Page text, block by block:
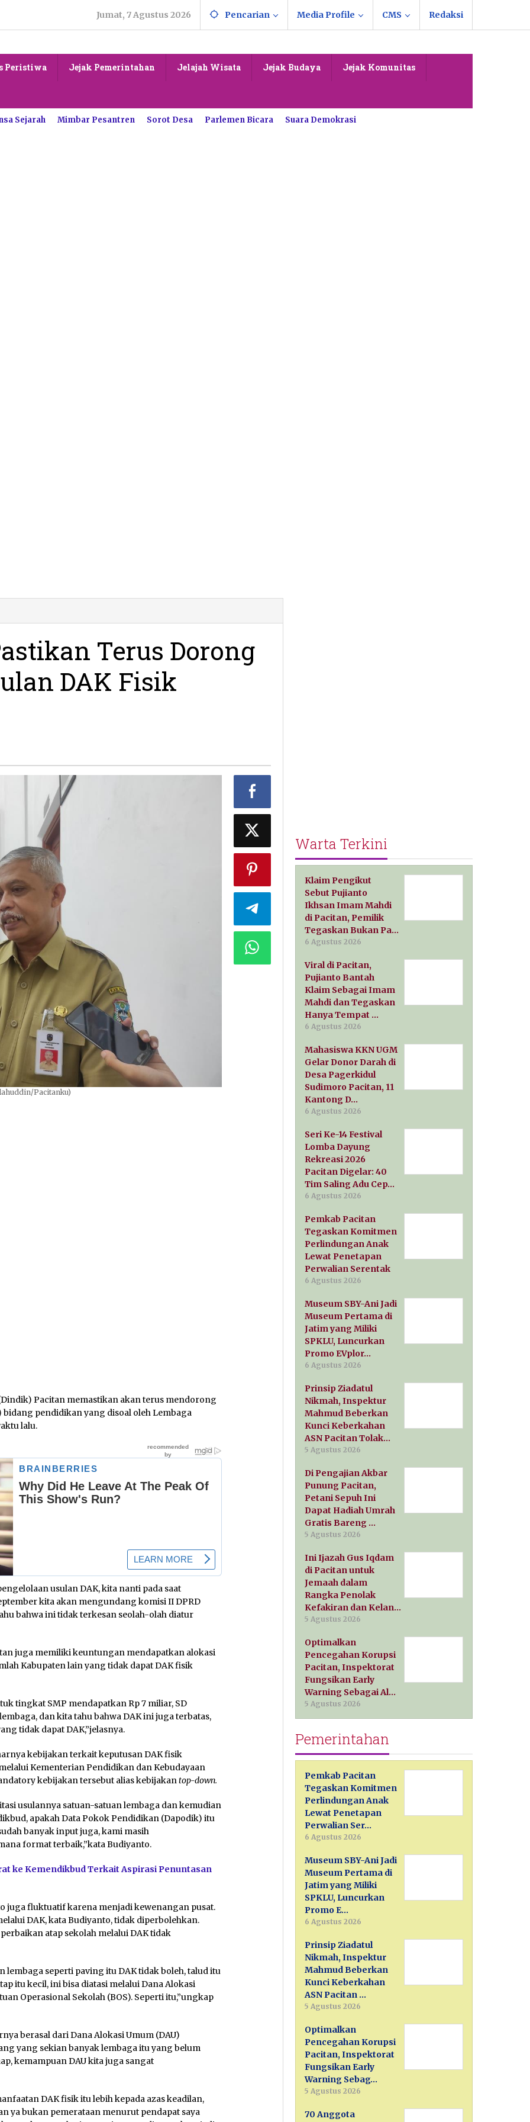
Jumat, 7 Agustus 2026 Pencarian Media Profile CMS Redaksi
Peristiwa Jejak Pemerintahan Jelajah Wisata Jejak Budaya Jejak Komunitas
Sejarah Mimbar Pesantren Sorot Desa Parlemen Bicara Suara Demokrasi
Terus Dorong
DAK Fisik
Pacitanku)
Pacitan memastikan akan terus mendorong
pendidikan yang disoal oleh Lembaga
lalu.
usulan DAK, kita nanti pada saat
kita akan mengundang komisi II DPRD
bahwa ini tidak terkesan seolah-olah diatur
juga memiliki keuntungan mendapatkan alokasi
Kabupaten lain yang tidak dapat DAK fisik
tingkat SMP mendapatkan Rp 7 miliar, SD
dan kita tahu bahwa DAK ini juga terbatas,
tidak dapat DAK,”jelasnya.
kebijakan terkait keputusan DAK fisik
Kementerian Pendidikan dan Kebudayaan
kebijakan tersebut alias kebijakantop-down.
usulannya satuan-satuan lembaga dan kemudian
apakah Data Pokok Pendidikan (Dapodik) itu
banyak input juga, kami masih
format terbaik,”kata Budiyanto.
ke Kemendikbud Terkait Aspirasi Penuntasan
juga fluktuatif karena menjadi kewenangan pusat.
DAK, kata Budiyanto, tidak diperbolehkan.
atap sekolah melalui DAK tidak
lembaga seperti paving itu DAK tidak boleh, talud itu
itu kecil, ini bisa diatasi melalui Dana Alokasi
Operasional Sekolah (BOS). Seperti itu,”ungkap
berasal dari Dana Alokasi Umum (DAU)
yang sekian banyak lembaga itu yang belum
kemampuan DAU kita juga sangat
DAK fisik itu lebih kepada azas keadilan,
ya bukan pemerataan menurut pendapat saya
Warta Terkini
Klaim Pengikut
Sebut Pujianto
Ikhsan Imam Mahdi
di Pacitan, Pemilik
Tegaskan Bukan Pa…
6 Agustus 2026
Viral di Pacitan,
Pujianto Bantah
Klaim Sebagai Imam
Mahdi dan Tegaskan
Hanya Tempat …
6 Agustus 2026
Mahasiswa KKN UGM
Gelar Donor Darah di
Desa Pagerkidul
Sudimoro Pacitan, 11
Kantong D…
6 Agustus 2026
Seri Ke-14 Festival
Lomba Dayung
Rekreasi 2026
Pacitan Digelar: 40
Tim Saling Adu Cep…
6 Agustus 2026
Pemkab Pacitan
Tegaskan Komitmen
Perlindungan Anak
Lewat Penetapan
Perwalian Serentak
6 Agustus 2026
Museum SBY-Ani Jadi
Museum Pertama di
Jatim yang Miliki
SPKLU, Luncurkan
Promo EVplor…
6 Agustus 2026
Prinsip Ziadatul
Nikmah, Inspektur
Mahmud Beberkan
Kunci Keberkahan
ASN Pacitan Tolak…
5 Agustus 2026
Di Pengajian Akbar
Punung Pacitan,
Petani Sepuh Ini
Dapat Hadiah Umrah
Gratis Bareng …
5 Agustus 2026
Ini Ijazah Gus Iqdam
di Pacitan untuk
Jemaah dalam
Rangka Penolak
Kefakiran dan Kelan…
5 Agustus 2026
Optimalkan
Pencegahan Korupsi
Pacitan, Inspektorat
Fungsikan Early
Warning Sebagai Al…
5 Agustus 2026
Pemerintahan
Pemkab Pacitan
Tegaskan Komitmen
Perlindungan Anak
Lewat Penetapan
Perwalian Ser…
6 Agustus 2026
Museum SBY-Ani Jadi
Museum Pertama di
Jatim yang Miliki
SPKLU, Luncurkan
Promo E…
6 Agustus 2026
Prinsip Ziadatul
Nikmah, Inspektur
Mahmud Beberkan
Kunci Keberkahan
ASN Pacitan …
5 Agustus 2026
Optimalkan
Pencegahan Korupsi
Pacitan, Inspektorat
Fungsikan Early
Warning Sebag…
5 Agustus 2026
70 Anggota